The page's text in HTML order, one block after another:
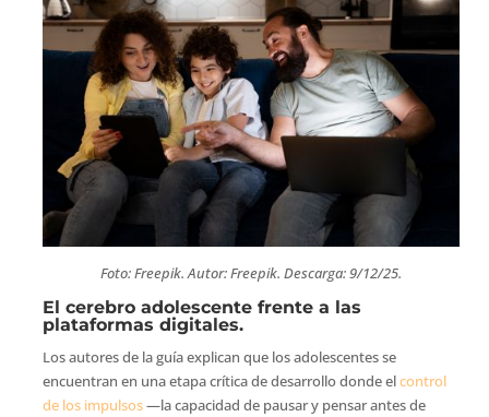
Foto: Freepik. Autor: Freepik. Descarga: 9/12/25.
El cerebro adolescente frente a las
plataformas digitales.
Los autores de la guía explican que los adolescentes se
encuentran en una etapa crítica de desarrollo donde elcontrol
de los impulsos—la capacidad de pausar y pensar antes de